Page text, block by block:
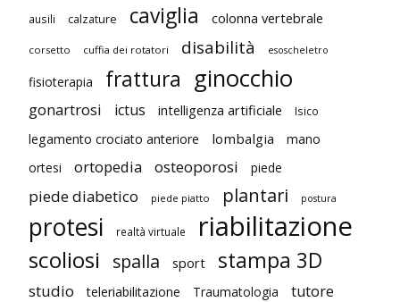
ausili calzature caviglia colonna vertebrale
corsetto cuffia dei rotatori disabilità esoscheletro
fisioterapia frattura ginocchio
gonartrosi ictus intelligenza artificiale Isico
legamento crociato anteriore lombalgia
mano
ortesi
ortopedia osteoporosi piede
piede diabetico piede piatto plantari postura
protesi realtà virtuale riabilitazione
scoliosi spalla sport stampa 3D
studio teleriabilitazione Traumatologia tutore